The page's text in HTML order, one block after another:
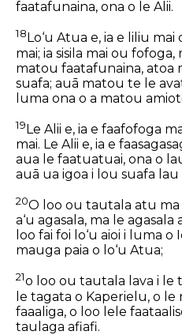
faatafunaina, ona o le Alii.
18 Lo‘u Atua e, ia e liliu
mai; ia sisila mai ou fofoga,
matou faatafunaina, atoa
suafa; auā matou te le
luma ona o a matou
19Le Alii e, ia e faafofoga
mai. Le Alii e, ia e
aua le faatuatuai, ona o
auā ua igoa i lou suafa
20O loo ou tautala atu ma
a‘u agasala, ma le
loo fai foi lo‘u aioi i luma o
mauga paia o lo‘u Atua;
21o loo ou tautala lava i le
le tagata o Kaperielu, o le
faaaliga, o loo lele
taulaga afiafi.